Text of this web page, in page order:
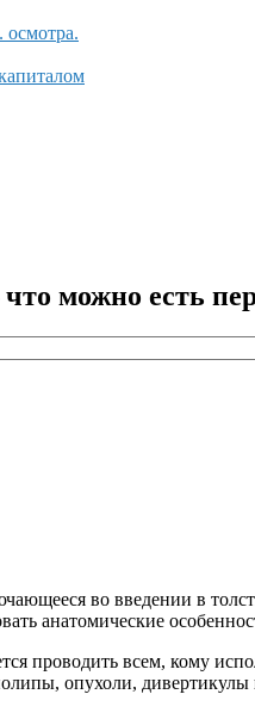
можно есть
во введении в
анатомические
проводить всем, кому
опухоли, дивертикулы